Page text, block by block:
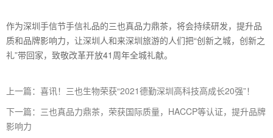
作为深圳手信节手信礼品的三也真品力鼎茶，将会持续研发，提升品
质和品牌影响力，让深圳人和来深圳旅游的人们把“创新之城，创新之
礼”带回家，致敬改革开放41周年全城礼献。
上一篇：喜讯！三也生物荣获“2021德勤深圳高科技高成长20强”！
下一篇：三也真品力鼎茶，荣获国际质量，HACCP等认证，提升品牌
影响力